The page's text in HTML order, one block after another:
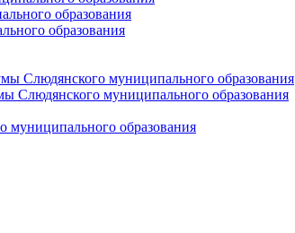
образования
образования
Слюдянского муниципального образования
Слюдянского муниципального образования
муниципального образования